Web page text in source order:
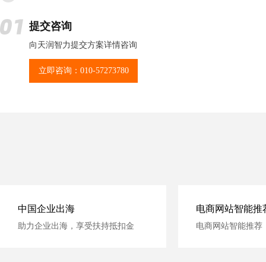
提交咨询
向天润智力提交方案详情咨询
立即咨询：010-57273780
中国企业出海
助力企业出海，享受扶持抵扣金
电商网站智能推
电商网站智能推荐